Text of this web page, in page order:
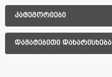
კატეგორიები
დამატებითი დახარისხება